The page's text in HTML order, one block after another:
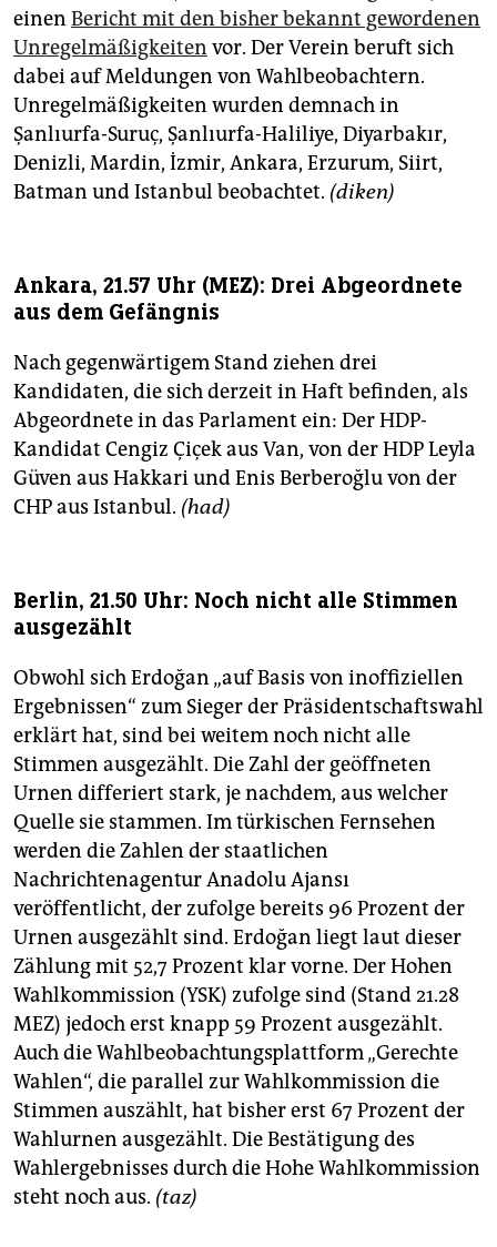
einen Bericht mit den bisher bekannt gewordenen
Unregelmäßigkeiten vor. Der Verein beruft sich
dabei auf Meldungen von Wahlbeobachtern.
Unregelmäßigkeiten wurden demnach in
Şanlıurfa-Suruç, Şanlıurfa-Haliliye, Diyarbakır,
Denizli, Mardin, İzmir, Ankara, Erzurum, Siirt,
Batman und Istanbul beobachtet. (diken)
Ankara, 21.57 Uhr (MEZ): Drei Abgeordnete
aus dem Gefängnis
Nach gegenwärtigem Stand ziehen drei
Kandidaten, die sich derzeit in Haft befinden, als
Abgeordnete in das Parlament ein: Der HDP-
Kandidat Cengiz Çiçek aus Van, von der HDP Leyla
Güven aus Hakkari und Enis Berberoğlu von der
CHP aus Istanbul. (had)
Berlin, 21.50 Uhr: Noch nicht alle Stimmen
ausgezählt
Obwohl sich Erdoğan „auf Basis von inoffiziellen
Ergebnissen“ zum Sieger der Präsidentschaftswahl
erklärt hat, sind bei weitem noch nicht alle
Stimmen ausgezählt. Die Zahl der geöffneten
Urnen differiert stark, je nachdem, aus welcher
Quelle sie stammen. Im türkischen Fernsehen
werden die Zahlen der staatlichen
Nachrichtenagentur Anadolu Ajansı
veröffentlicht, der zufolge bereits 96 Prozent der
Urnen ausgezählt sind. Erdoğan liegt laut dieser
Zählung mit 52,7 Prozent klar vorne. Der Hohen
Wahlkommission (YSK) zufolge sind (Stand 21.28
MEZ) jedoch erst knapp 59 Prozent ausgezählt.
Auch die Wahlbeobachtungsplattform „Gerechte
Wahlen“, die parallel zur Wahlkommission die
Stimmen auszählt, hat bisher erst 67 Prozent der
Wahlurnen ausgezählt. Die Bestätigung des
Wahlergebnisses durch die Hohe Wahlkommission
steht noch aus. (taz)